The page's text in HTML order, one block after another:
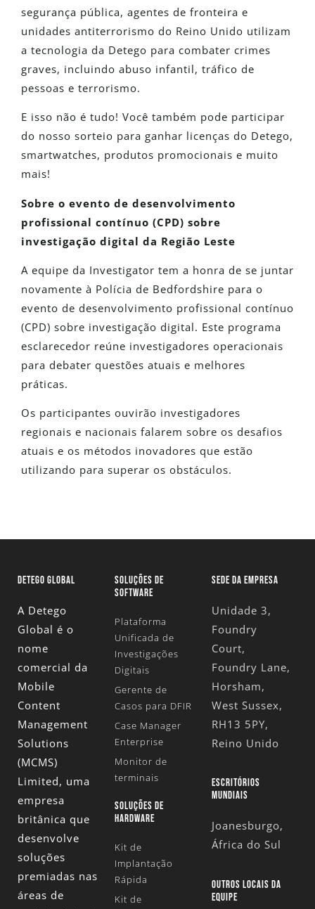
segurança pública, agentes de fronteira e
unidades antiterrorismo do Reino Unido utilizam
a tecnologia da Detego para combater crimes
graves, incluindo abuso infantil, tráfico de
pessoas e terrorismo.
E isso não é tudo! Você também pode participar
do nosso sorteio para ganhar licenças do Detego,
smartwatches, produtos promocionais e muito
mais!
Sobre o evento de desenvolvimento
profissional contínuo (CPD) sobre
investigação digital da Região Leste
A equipe da Investigator tem a honra de se juntar
novamente à Polícia de Bedfordshire para o
evento de desenvolvimento profissional contínuo
(CPD) sobre investigação digital. Este programa
esclarecedor reúne investigadores operacionais
para debater questões atuais e melhores
práticas.
Os participantes ouvirão investigadores
regionais e nacionais falarem sobre os desafios
atuais e os métodos inovadores que estão
utilizando para superar os obstáculos.
DETEGO GLOBAL
A Detego
Global é o
nome
comercial da
Mobile
Content
Management
Solutions
(MCMS)
Limited, uma
empresa
britânica que
desenvolve
soluções
premiadas nas
áreas de
SOLUÇÕES DE
SOFTWARE
Plataforma
Unificada de
Investigações
Digitais
Gerente de
Casos para DFIR
Case Manager
Enterprise
Monitor de
terminais
SOLUÇÕES DE
HARDWARE
Kit de
Implantação
Rápida
Kit de
SEDE DA EMPRESA
Unidade 3,
Foundry
Court,
Foundry Lane,
Horsham,
West Sussex,
RH13 5PY,
Reino Unido
ESCRITÓRIOS
MUNDIAIS
Joanesburgo,
África do Sul
OUTROS LOCAIS DA
EQUIPE